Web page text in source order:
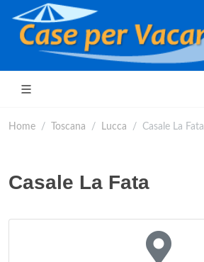
Home Toscana Lucca Casale La Fata
Casale La Fata